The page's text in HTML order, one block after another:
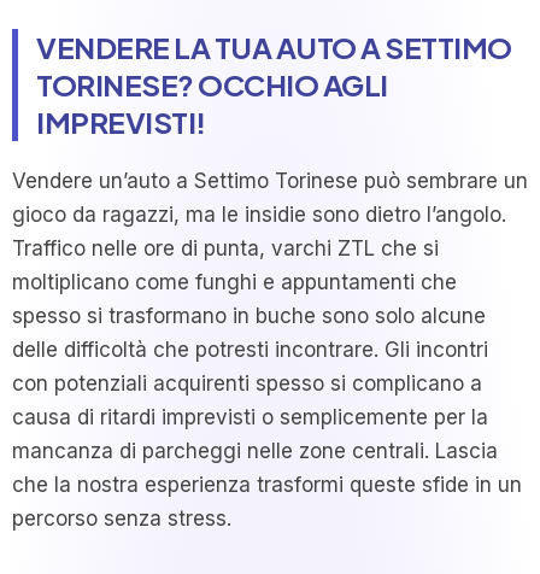
VENDERE LA TUA AUTO A SETTIMO
TORINESE? OCCHIO AGLI
IMPREVISTI!
Vendere un’auto a Settimo Torinese può sembrare un
gioco da ragazzi, ma le insidie sono dietro l’angolo.
Traffico nelle ore di punta, varchi ZTL che si
moltiplicano come funghi e appuntamenti che
spesso si trasformano in buche sono solo alcune
delle difficoltà che potresti incontrare. Gli incontri
con potenziali acquirenti spesso si complicano a
causa di ritardi imprevisti o semplicemente per la
mancanza di parcheggi nelle zone centrali. Lascia
che la nostra esperienza trasformi queste sfide in un
percorso senza stress.